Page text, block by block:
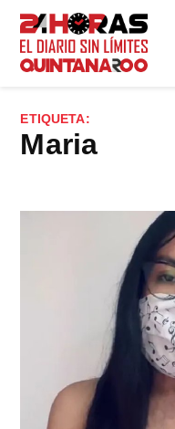
Saltar
contenido
ETIQUETA:
Maria